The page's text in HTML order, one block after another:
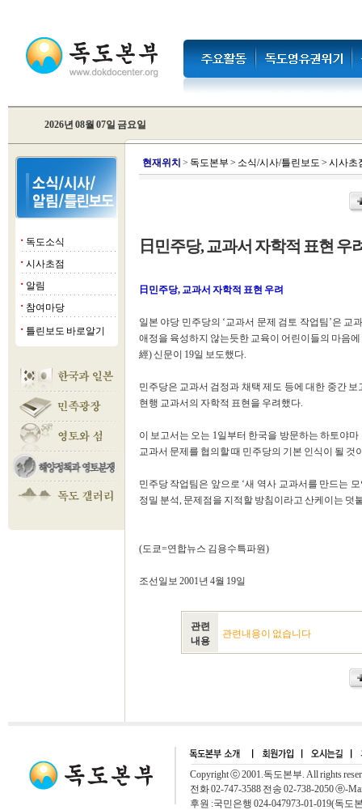
2026년 08월 07일 금요일
■ 독도소식
■ 시사초점
■ 알림
■ 참여마당
■ 틀린보도 바로알기
현재위치 > 독도본부 > 소식/시사/틀린보도 > 시사초
日민주당, 교과서 자학적 표현 우
日민주당, 교과서 자학적 표현 우려
일본 야당 민주당의 ‘교과서 문제 검토 작업팀’은
애정을 육성하지 않는듯한 교육이 어린이들의 마음
經) 신문이 19일 보도했다.
민주당은 교과서 검정과 채택 제도 등에 대한 중간
현행 교과서의 자학적 표현을 우려했다.
이 보고서는 오는 1일부터 한국을 방문하는 하토야
교과서 문제를 협의할 때 민주당의 기본 인식이 될 것
민주당 작업팀은 앞으로 ‘새 역사 교과서를 만드는
정밀 분석, 문제점을 지적할 방침이라고 산케이는 덧
(도쿄=연합뉴스 김용수특파원)
조선일보 2001년 4월 19일
관련
내용
관련내용이 없습니다
Copyright ⓒ 2001.독도본부. All rights
전화 02-747-3588 전송 02-738-2050 ⓔ-
후원 :국민은행 024-047973-01-019(독도